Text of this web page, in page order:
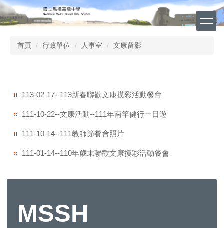
跳
到
主
首頁 行政單位 人事室 文康留影
113-02-17--113新春聯歡文康摸彩活動餐會
111-10-22--文康活動--111年南竿健行一日遊
111-10-14--111教師節餐會照片
111-01-14--110年歲末聯歡文康摸彩活動餐會
MSSH